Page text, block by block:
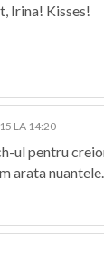
Irina! Kisses!
LA 14:20
ul pentru
arata nuantele.